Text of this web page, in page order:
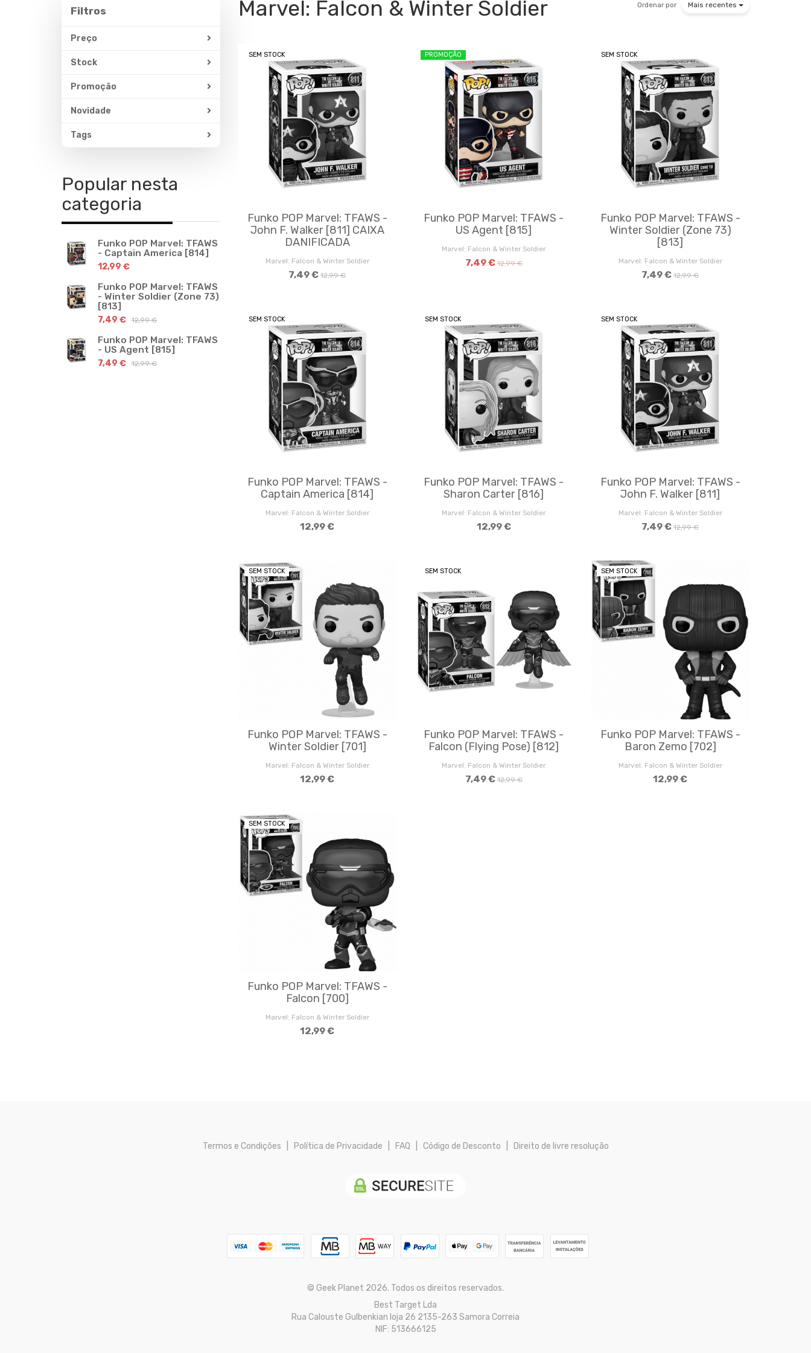
Filtros
Preço
Stock
Promoção
Novidade
Tags
Popular nesta
categoria
Funko POP Marvel: TFAWS
- Captain America [814]
12,99 €
Funko POP Marvel: TFAWS
- Winter Soldier (Zone 73)
[813]
7,49 € 12,99 €
Funko POP Marvel: TFAWS
- US Agent [815]
7,49 € 12,99 €
Marvel: Falcon & Winter Soldier Ordenar por Mais recentes
SEM STOCK
Funko POP Marvel: TFAWS -
John F. Walker [811] CAIXA
DANIFICADA
Marvel: Falcon & Winter Soldier
7,49 €12,99 €
PROMOÇÃO
Funko POP Marvel: TFAWS -
US Agent [815]
Marvel: Falcon & Winter Soldier
7,49 €12,99 €
SEM STOCK
Funko POP Marvel: TFAWS -
Winter Soldier (Zone 73)
[813]
Marvel: Falcon & Winter Soldier
7,49 €12,99 €
SEM STOCK
Funko POP Marvel: TFAWS -
Captain America [814]
Marvel: Falcon & Winter Soldier
12,99 €
SEM STOCK
Funko POP Marvel: TFAWS -
Sharon Carter [816]
Marvel: Falcon & Winter Soldier
12,99 €
SEM STOCK
Funko POP Marvel: TFAWS -
John F. Walker [811]
Marvel: Falcon & Winter Soldier
7,49 €12,99 €
SEM STOCK
Funko POP Marvel: TFAWS -
Winter Soldier [701]
Marvel: Falcon & Winter Soldier
12,99 €
SEM STOCK
Funko POP Marvel: TFAWS -
Falcon (Flying Pose) [812]
Marvel: Falcon & Winter Soldier
7,49 € 12,99 €
SEM STOCK
Funko POP Marvel: TFAWS -
Baron Zemo [702]
Marvel: Falcon & Winter Soldier
12,99 €
SEM STOCK
Funko POP Marvel: TFAWS -
Falcon [700]
Marvel: Falcon & Winter Soldier
12,99 €
Termos e Condições Política de Privacidade FAQ Código de Desconto Direito de livre resolução
© Geek Planet 2026. Todos os direitos reservados.
Best Target Lda
Rua Calouste Gulbenkian loja 26 2135-263 Samora Correia
NIF: 513666125